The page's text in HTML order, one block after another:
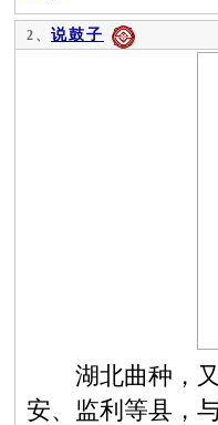
2、 说鼓子
湖北曲种，又
安、监利等县，